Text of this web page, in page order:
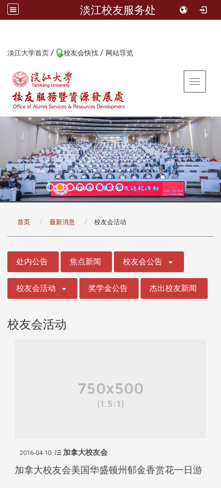
淡江校友服务处
淡江大学首页 / 校友会快找 / 网站导览
Toggle
首页 最新消息 校友会活动
处内公告 焦点新闻 校友会公告
校友会活动 奖学金公告 杰出校友新闻
校友会活动
2016-04-10 加拿大校友会
加拿大校友会美国华盛顿州郁金香赏花一日游